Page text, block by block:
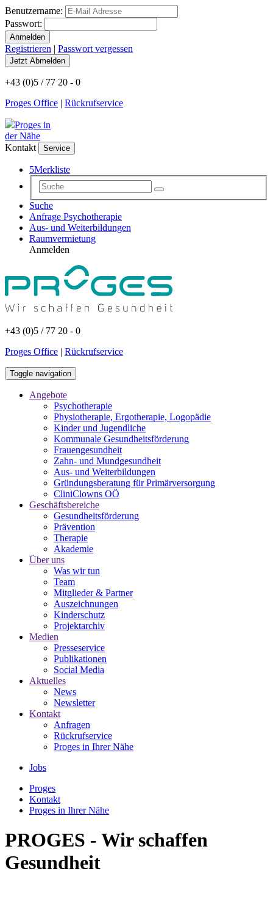
Benutzername:
Passwort:
Registrieren | Passwort vergessen
+43 (0)5 / 77 20 - 0
Proges Office | Rückrufservice
Proges in
der Nähe
Kontakt
Service
5Merkliste
Suche
Anfrage Psychotherapie
Aus- und Weiterbildungen
Raumvermietung
Anmelden
+43 (0)5 / 77 20 - 0
Proges Office | Rückrufservice
Toggle navigation
Angebote
Psychotherapie
Physiotherapie, Ergotherapie, Logopädie
Kinder und Jugendliche
Kommunale Gesundheitsförderung
Frauengesundheit
Zahn- und Mundgesundheit
Aus- und Weiterbildungen
Gründungsberatung für Primärversorgung
CliniClowns OÖ
Geschäftsbereiche
Gesundheitsförderung
Prävention
Therapie
Akademie
Über uns
Was wir tun
Team
Mitglieder & Partner
Auszeichnungen
Kinderschutz
Projektarchiv
Medien
Presseservice
Publikationen
Social Media
Aktuelles
News
Newsletter
Kontakt
Anfragen
Rückrufservice
Proges in Ihrer Nähe
Jobs
Proges
Kontakt
Proges in Ihrer Nähe
PROGES - Wir schaffen
Gesundheit